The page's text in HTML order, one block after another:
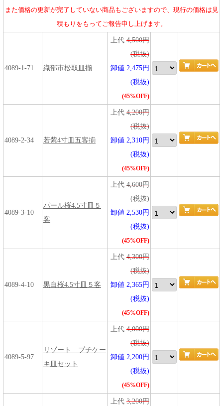
また価格の更新が完了していない商品もございますので、現行の価格は見
積もりをもってご報告申し上げます。
4089-1-71 織部市松取皿揃
上代 4,500円
(税抜)
卸値 2,475円
(税抜)
(45%OFF)
4089-2-34 若紫4寸皿五客揃
上代 4,200円
(税抜)
卸値 2,310円
(税抜)
(45%OFF)
4089-3-10
パール桜4.5寸皿５
客
上代 4,600円
(税抜)
卸値 2,530円
(税抜)
(45%OFF)
4089-4-10 黒白桜4.5寸皿５客
上代 4,300円
(税抜)
卸値 2,365円
(税抜)
(45%OFF)
4089-5-97
リゾート プチケー
キ皿セット
上代 4,000円
(税抜)
卸値 2,200円
(税抜)
(45%OFF)
上代 3,200円